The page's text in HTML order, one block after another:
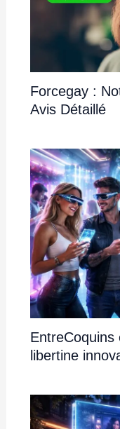
Forcegay :
Avis Détaillé
libertine